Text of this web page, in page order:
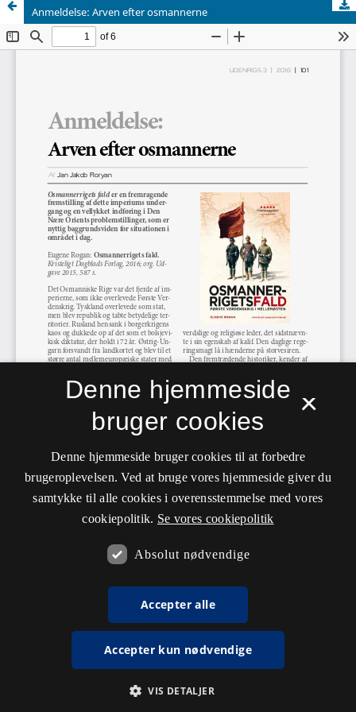
Anmeldelse: Arven efter osmannerne
×
Denne hjemmeside
bruger cookies
Denne hjemmeside bruger cookies til at forbedre
brugeroplevelsen. Ved at bruge vores hjemmeside giver du
samtykke til alle cookies i overensstemmelse med vores
cookiepolitik. Se vores cookiepolitik
Absolut nødvendige
Accepter alle
Accepter kun nødvendige
VIS DETALJER